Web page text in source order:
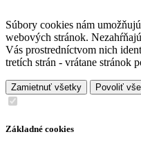
Súbory cookies nám
webových stránok.
Vás prostredníctvom nich
tretích strán - vrátane stránok
Zamietnuť všetky Povoliť
Základné cookies